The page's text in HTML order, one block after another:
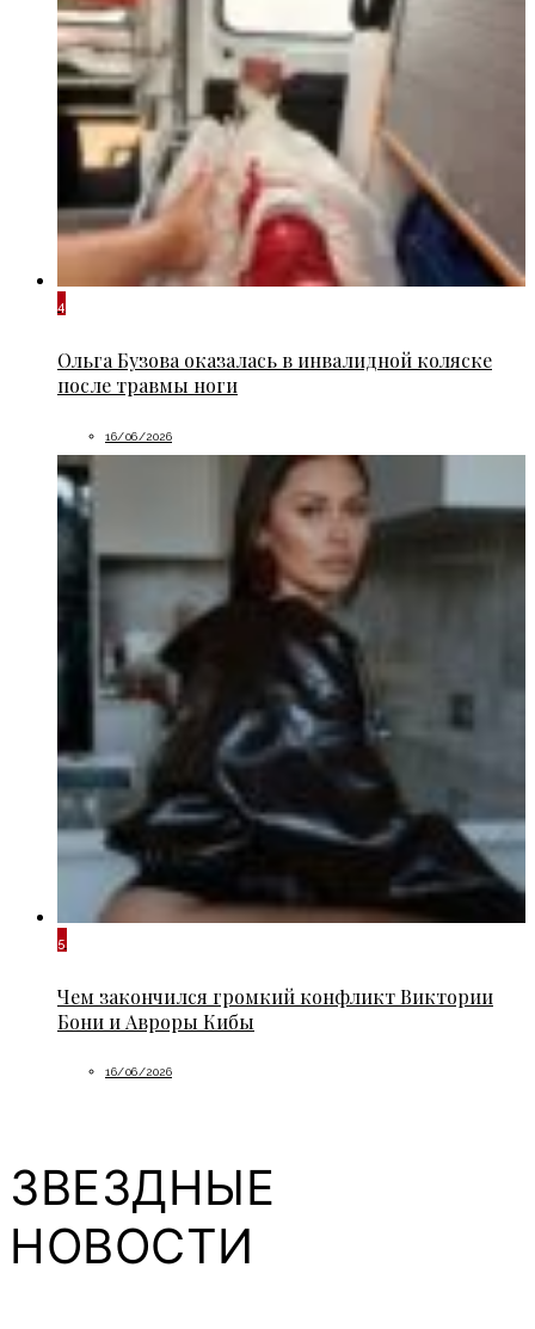
4
Ольга Бузова оказалась в инвалидной коляске
после травмы ноги
16/06/2026
5
Чем закончился громкий конфликт Виктории
Бони и Авроры Кибы
16/06/2026
ЗВЕЗДНЫЕ
НОВОСТИ